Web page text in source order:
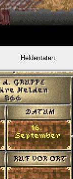
Heldentaten